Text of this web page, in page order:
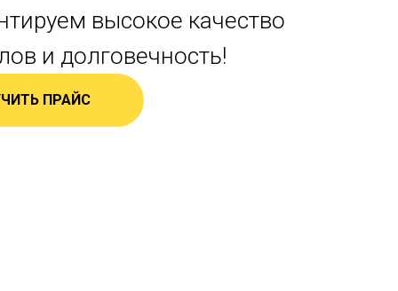
высокое качество
и долговечность!
ПРАЙС